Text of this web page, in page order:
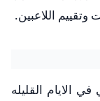
اللاعبين.
الايام القليله